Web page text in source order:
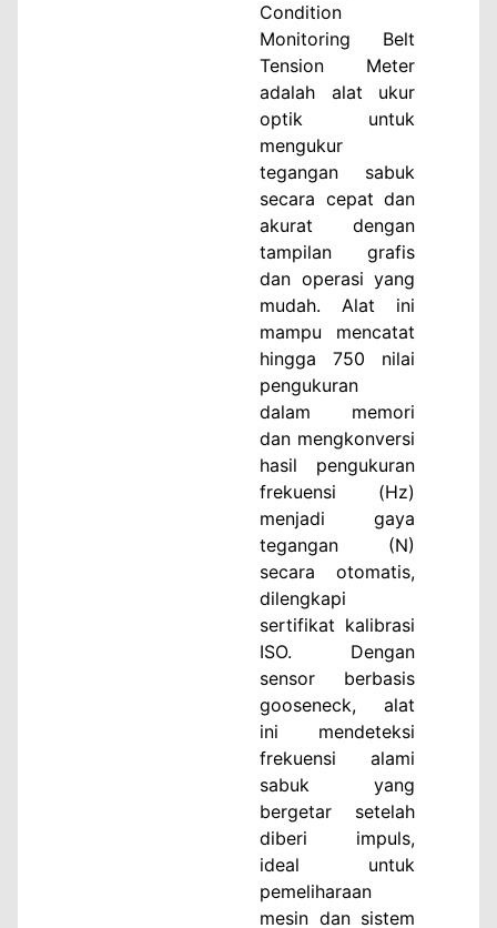
Condition
Monitoring Belt
Tension Meter
adalah alat ukur
optik untuk
mengukur
tegangan sabuk
secara cepat dan
akurat dengan
tampilan grafis
dan operasi yang
mudah. Alat ini
mampu mencatat
hingga 750 nilai
pengukuran
dalam memori
dan mengkonversi
hasil pengukuran
frekuensi (Hz)
menjadi gaya
tegangan (N)
secara otomatis,
dilengkapi
sertifikat kalibrasi
ISO. Dengan
sensor berbasis
gooseneck, alat
ini mendeteksi
frekuensi alami
sabuk yang
bergetar setelah
diberi impuls,
ideal untuk
pemeliharaan
mesin dan sistem